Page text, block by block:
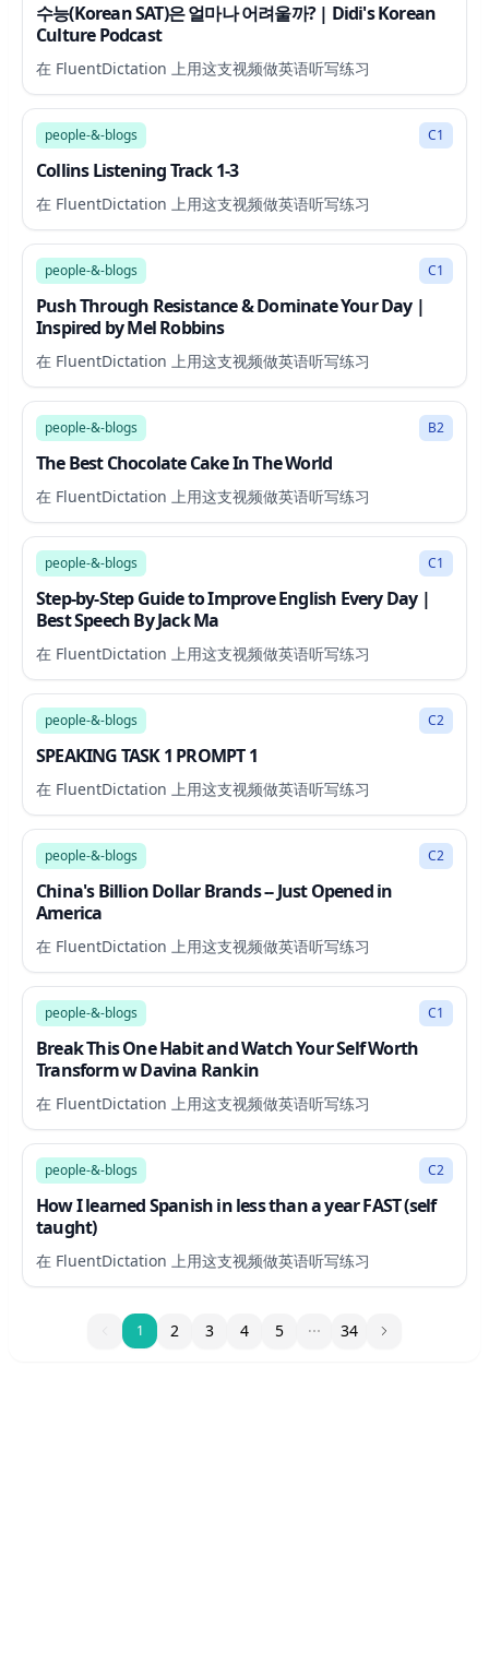
수능(Korean SAT)은 얼마나 어려울까? | Didi's Korean
Culture Podcast
在 FluentDictation 上用这支视频做英语听写练习
3:16
people-&-blogs C1
Collins Listening Track 1-3
在 FluentDictation 上用这支视频做英语听写练习
31:41
people-&-blogs C1
Push Through Resistance & Dominate Your Day |
Inspired by Mel Robbins
在 FluentDictation 上用这支视频做英语听写练习
10:47
people-&-blogs B2
The Best Chocolate Cake In The World
在 FluentDictation 上用这支视频做英语听写练习
32:01
people-&-blogs C1
Step-by-Step Guide to Improve English Every Day |
Best Speech By Jack Ma
在 FluentDictation 上用这支视频做英语听写练习
1:39
people-&-blogs C2
SPEAKING TASK 1 PROMPT 1
在 FluentDictation 上用这支视频做英语听写练习
11:17
people-&-blogs C2
China's Billion Dollar Brands -- Just Opened in
America
在 FluentDictation 上用这支视频做英语听写练习
57:34
people-&-blogs C1
Break This One Habit and Watch Your Self Worth
Transform w Davina Rankin
在 FluentDictation 上用这支视频做英语听写练习
16:25
people-&-blogs C2
How I learned Spanish in less than a year FAST (self
taught)
在 FluentDictation 上用这支视频做英语听写练习
11 2 3 4 5 34